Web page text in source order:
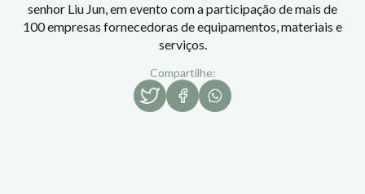
senhor Liu Jun, em evento com a participação de mais de
100 empresas fornecedoras de equipamentos, materiais e
serviços.
Compartilhe: